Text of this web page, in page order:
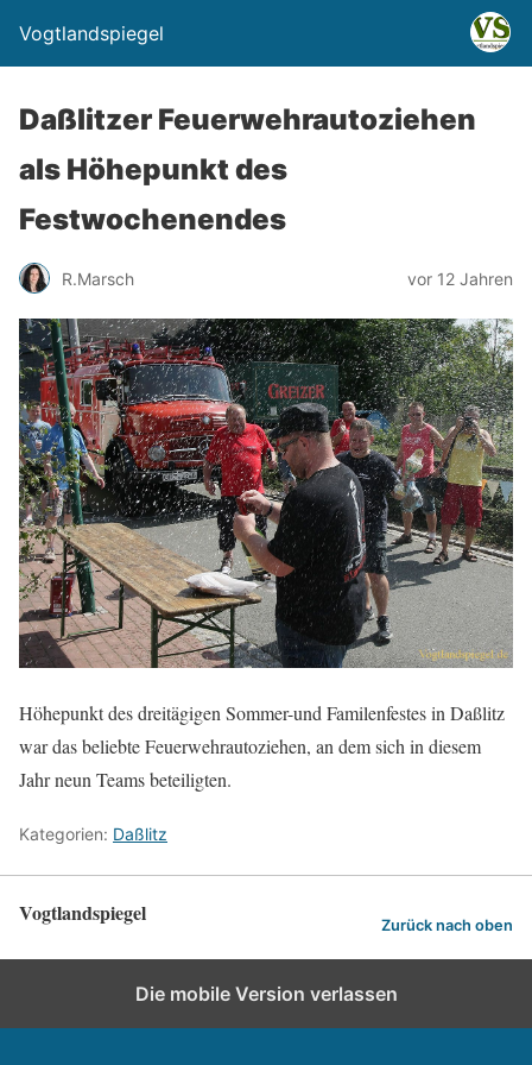
Vogtlandspiegel
Daßlitzer Feuerwehrautoziehen
als Höhepunkt des
Festwochenendes
R.Marsch vor 12 Jahren
Höhepunkt des dreitägigen Sommer-und Familenfestes in Daßlitz
war das beliebte Feuerwehrautoziehen, an dem sich in diesem
Jahr neun Teams beteiligten.
Kategorien: Daßlitz
Vogtlandspiegel Zurück nach oben
Die mobile Version verlassen